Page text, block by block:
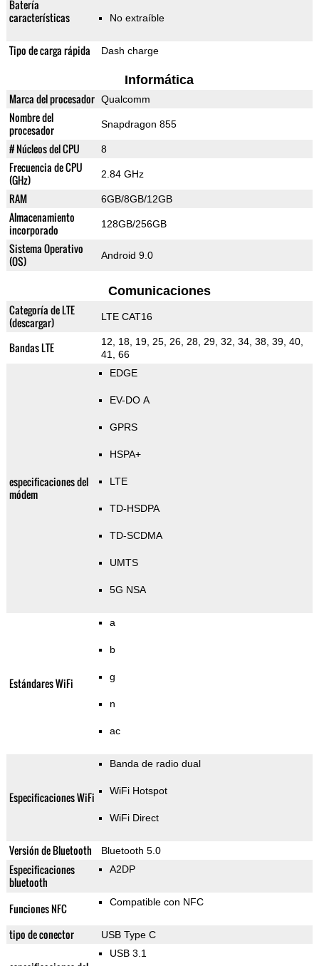
Batería
características
No extraíble
Tipo de carga rápida Dash charge
Informática
Marca del procesador Qualcomm
Nombre del
procesador
Snapdragon 855
# Núcleos del CPU 8
Frecuencia de CPU
(GHz)
2.84 GHz
RAM 6GB/8GB/12GB
Almacenamiento
incorporado
128GB/256GB
Sistema Operativo
(OS)
Android 9.0
Comunicaciones
Categoría de LTE
(descargar)
LTE CAT16
Bandas LTE
12, 18, 19, 25, 26, 28, 29, 32, 34, 38, 39, 40,
41, 66
especificaciones del
módem
EDGE
EV-DO A
GPRS
HSPA+
LTE
TD-HSDPA
TD-SCDMA
UMTS
5G NSA
Estándares WiFi
a
b
g
n
ac
Especificaciones WiFi
Banda de radio dual
WiFi Hotspot
WiFi Direct
Versión de Bluetooth Bluetooth 5.0
Especificaciones
bluetooth
A2DP
Funciones NFC Compatible con NFC
tipo de conector USB Type C
USB 3.1